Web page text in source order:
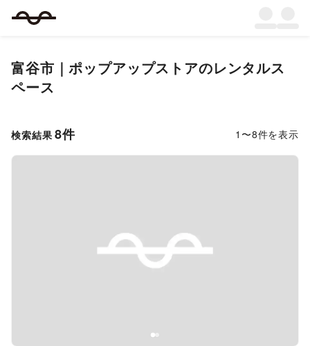
富谷市 ｜ポップアップストアのレンタルス
ペース
検索結果 8件 1 〜8件を表示
Previous slide